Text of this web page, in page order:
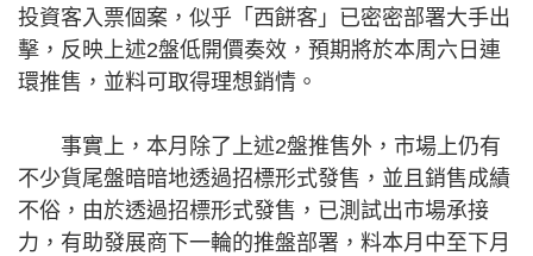
投資客入票個案，似乎「西餅客」已密密部署大手出
擊，反映上述2盤低開價奏效，預期將於本周六日連
環推售，並料可取得理想銷情。
事實上，本月除了上述2盤推售外，市場上仍有
不少貨尾盤暗暗地透過招標形式發售，並且銷售成績
不俗，由於透過招標形式發售，已測試出市場承接
力，有助發展商下一輪的推盤部署，料本月中至下月